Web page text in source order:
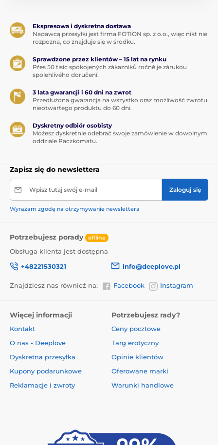
Ekspresowa i dyskretna dostawa
Nadawcą przesyłki jest firma FOTION sp. z o.o., więc nikt nie
rozpozna, co znajduje się w środku.
Sprawdzone przez klientów – 15 lat na rynku
Přes 50 tisíc spokojených zákazníků ročně je zárukou
spolehlivého doručení.
3 lata gwarancji i 60 dni na zwrot
Przedłużona gwarancja na wszystko oraz możliwość zwrotu
nieotwartego produktu do 60 dni.
Dyskretny odbiór osobisty
Możesz dyskretnie odebrać swoje zamówienie w dowolnym
oddziale Paczkomatu.
Zapisz się do newslettera
Wpisz tutaj swój e-mail Zaloguj się
Wyrażam zgodę na otrzymywanie newslettera
Potrzebujesz porady offline
Obsługa klienta jest dostępna
+48221530321
info@deeplove.pl
Znajdziesz nas również na: Facebook Instagram
Więcej informacji
Kontakt
O nas - Deeplove
Dyskretna przesyłka
Kupony podarunkowe
Reklamacje i zwroty
Potrzebujesz rady?
Ceny pocztowe
Targ erotyczny
Opinie klientów
Oferowane marki
Warunki handlowe